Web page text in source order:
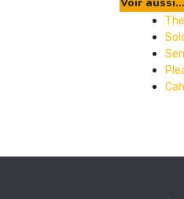
Voir aussi...